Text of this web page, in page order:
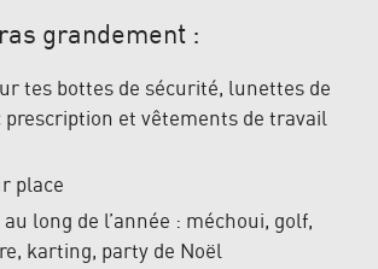
grandement :
tes bottes de sécurité, lunettes de
prescription et vêtements de travail
place
long de l’année : méchoui, golf,
karting, party de Noël